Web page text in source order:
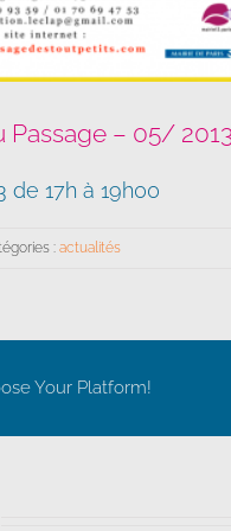
Passage – 05/
de 17h à 19h00
: actualités
Your Platform!